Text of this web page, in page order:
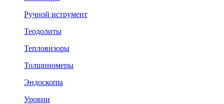
Ручной иструмент
Теодолиты
Тепловизоры
Толщиномеры
Эндоскопы
Уровни